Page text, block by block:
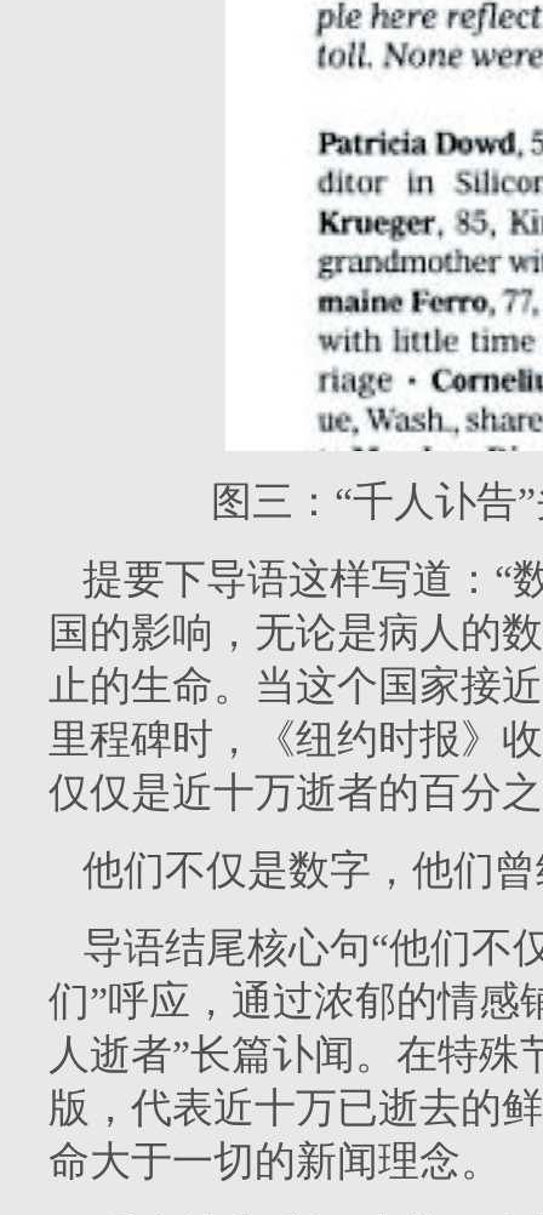
图三：“千人讣告
提要下导语这样写道：“
国的影响，无论是病人的
止的生命。当这个国家接
里程碑时，《纽约时报》
仅仅是近十万逝者的百分
他们不仅是数字，他们
导语结尾核心句“他们不
们”呼应，通过浓郁的情感
人逝者”长篇讣闻。在特殊
版，代表近十万已逝去的
命大于一切的新闻理念。